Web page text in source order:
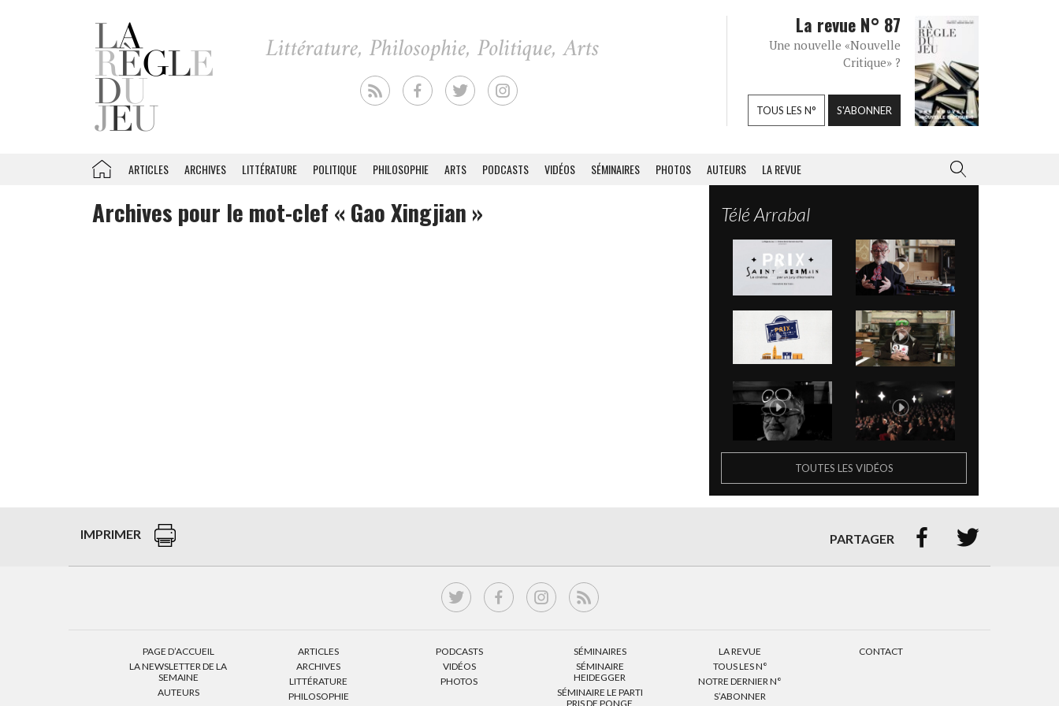
La revue N° 87
Une nouvelle «Nouvelle
Critique» ?
TOUS LES N° S'ABONNER
ARTICLES ARCHIVES LITTÉRATURE POLITIQUE PHILOSOPHIE ARTS PODCASTS VIDÉOS SÉMINAIRES PHOTOS AUTEURS LA REVUE
Archives pour le mot-clef « Gao Xingjian » Télé Arrabal
TOUTES LES VIDÉOS
IMPRIMER PARTAGER  
PAGE D’ACCUEIL
LA NEWSLETTER DE LA
SEMAINE
AUTEURS
ARTICLES
ARCHIVES
LITTÉRATURE
PHILOSOPHIE
PODCASTS
VIDÉOS
PHOTOS
SÉMINAIRES
SÉMINAIRE
HEIDEGGER
SÉMINAIRE LE PARTI
PRIS DE PONGE
LA REVUE
TOUS LES N°
NOTRE DERNIER N°
S’ABONNER
CONTACT